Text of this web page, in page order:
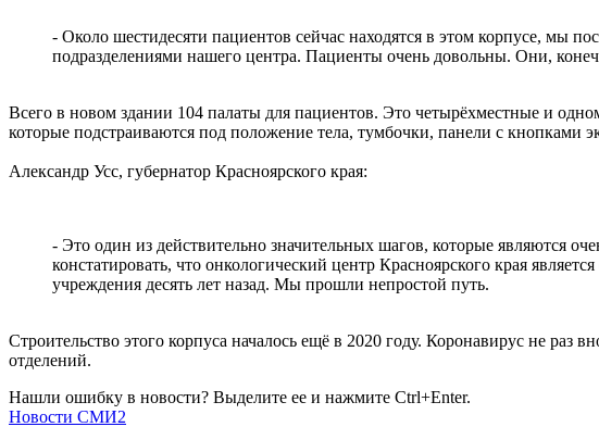
- Около шестидесяти пациентов сейчас находятся в этом корпусе, мы
подразделениями нашего центра. Пациенты очень довольны. Они,
Всего в новом здании 104 палаты для пациентов. Это четырёхместные и
которые подстраиваются под положение тела, тумбочки, панели с кнопками
Александр Усс, губернатор Красноярского края:
- Это один из действительно значительных шагов, которые являются
констатировать, что онкологический центр Красноярского края
учреждения десять лет назад. Мы прошли непростой путь.
Строительство этого корпуса началось ещё в 2020 году. Коронавирус не раз
отделений.
Нашли ошибку в новости? Выделите ее и нажмите Ctrl+Enter.
Новости СМИ2